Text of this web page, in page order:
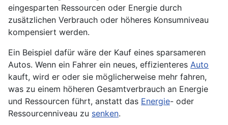
eingesparten Ressourcen oder Energie durch
zusätzlichen Verbrauch oder höheres Konsumniveau
kompensiert werden.
Ein Beispiel dafür wäre der Kauf eines sparsameren
Autos. Wenn ein Fahrer ein neues, effizienteres Auto
kauft, wird er oder sie möglicherweise mehr fahren,
was zu einem höheren Gesamtverbrauch an Energie
und Ressourcen führt, anstatt das Energie- oder
Ressourcenniveau zu senken.